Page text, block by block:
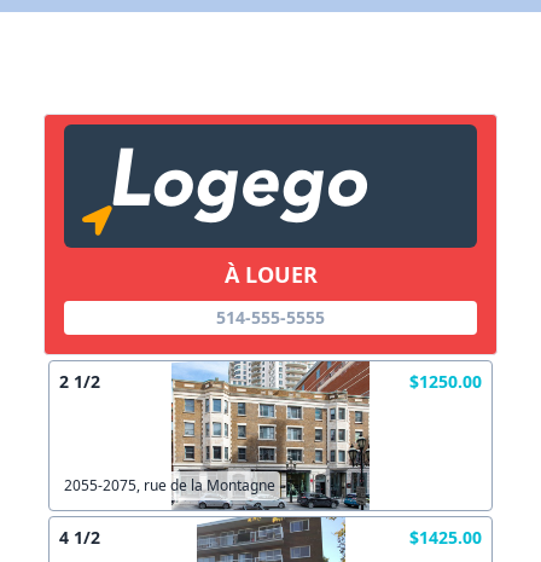
À LOUER
514-555-5555
2 1/2 $1250.00
2055-2075, rue de la Montagne
4 1/2 $1425.00
X Fermer
Lien vers inscription (sera inclus dans courriel)
Copier lien
X Fermer Envoyez